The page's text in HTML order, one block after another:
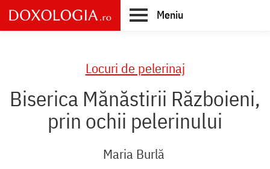
Skip
to
main
Meniu
Locuri de pelerinaj
Biserica Mănăstirii Războieni,
prin ochii pelerinului
Maria Burlă